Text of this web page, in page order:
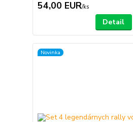
54,00 EUR/ks
Detail
Novinka